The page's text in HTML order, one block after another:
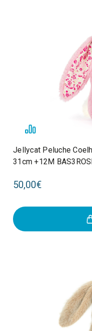
Jellycat Peluche
31cm +12M
50,00€